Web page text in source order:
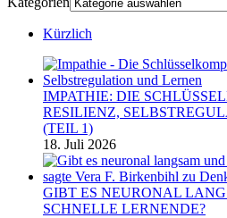
Kürzlich
IMPATHIE: DIE
RESILIENZ,
(TEIL 1)
18. Juli 2026
GIBT ES NEURONAL
SCHNELLE LERNENDE?